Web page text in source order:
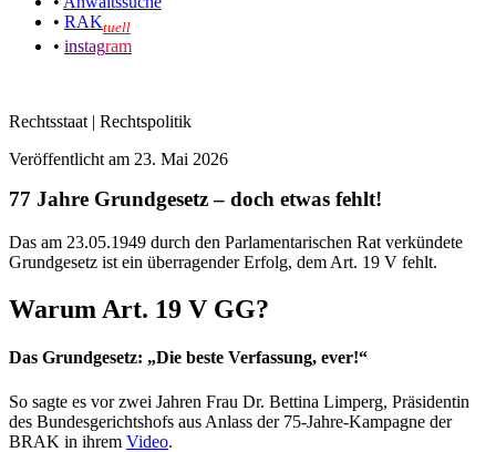
• RAKtuell
• instagram
Rechtsstaat | Rechtspolitik
Veröffentlicht am 23. Mai 2026
77 Jahre Grundgesetz – doch etwas fehlt!
Das am 23.05.1949 durch den Parlamentarischen Rat verkündete
Grundgesetz ist ein überragender Erfolg, dem Art. 19 V fehlt.
Warum Art. 19 V GG?
Das Grundgesetz: „Die beste Verfassung, ever!“
So sagte es vor zwei Jahren Frau Dr. Bettina Limperg, Präsidentin
des Bundesgerichtshofs aus Anlass der 75-Jahre-Kampagne der
BRAK in ihrem Video.